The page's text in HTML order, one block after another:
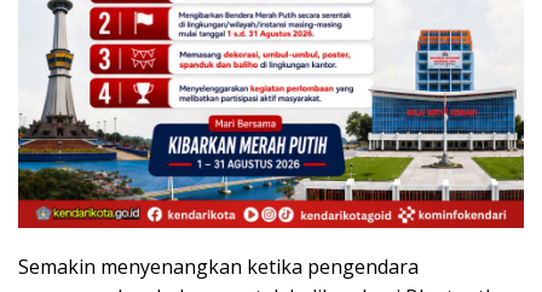
Semakin menyenangkan ketika pengendara